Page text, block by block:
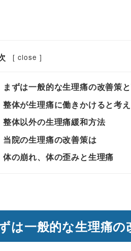
[ close ]
まずは一般的な生理痛の改善
整体が生理痛に働きかけると考
整体以外の生理痛緩和方法
当院の生理痛の改善策は
体の崩れ、体の歪みと生理痛
は一般的な生理痛